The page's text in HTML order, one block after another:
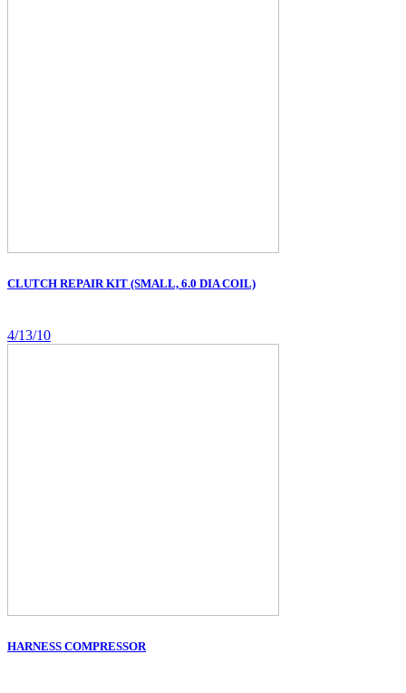
CLUTCH REPAIR KIT (SMALL, 6.0 DIA COIL)
4/13/10
HARNESS COMPRESSOR